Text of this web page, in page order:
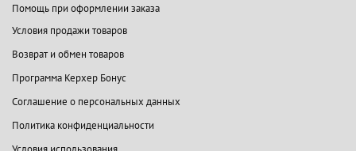
Помощь при оформлении заказа
Условия продажи товаров
Возврат и обмен товаров
Программа Керхер Бонус
Соглашение о персональных данных
Политика конфиденциальности